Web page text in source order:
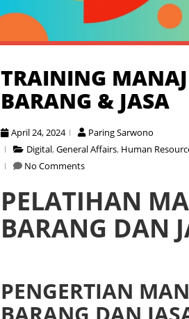
TRAINING
BARANG & JASA
April 24, 2024
Paring Sarwono
Digital,General Affairs, Human
No Comments
PELATIHAN
BARANG DAN
PENGERTIAN